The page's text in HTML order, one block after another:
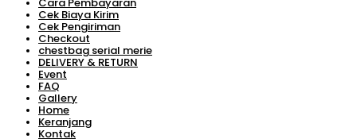
Cara Pembayaran
Cek Biaya Kirim
Cek Pengiriman
Checkout
chestbag serial merie
DELIVERY & RETURN
Event
FAQ
Gallery
Home
Keranjang
Kontak